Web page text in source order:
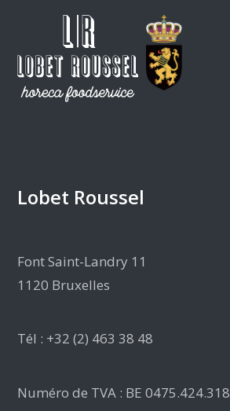
Lobet Roussel
Font Saint-Landry 11
1120 Bruxelles
Tél : +32 (2) 463 38 48
Numéro de TVA : BE 0475.424.318